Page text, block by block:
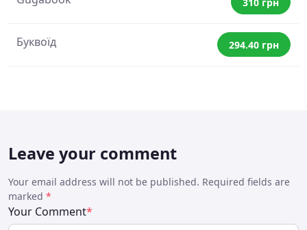
Буквоїд 294.40 грн
Leave your comment
Your email address will not be published. Required fields are
marked *
Your Comment*